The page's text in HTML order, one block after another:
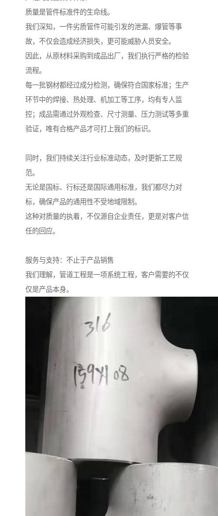
质量是管件标准件的生命线。
我们深知，一件劣质管件可能引发的泄漏、爆管等事
故，不仅会造成经济损失，更可能威胁人员安全。
因此，从原材料采购到成品出厂，我们执行严格的检验
流程。
每一批钢材都经过成分检测，确保符合国家标准；生产
环节中的焊接、热处理、机加工等工序，均有专人监
控；成品需通过外观检查、尺寸测量、压力测试等多重
验证，唯有合格产品才可打上我们的标识。
同时，我们持续关注行业标准动态，及时更新工艺规
范。
无论是国标、行标还是国际通用标准，我们都尽力对
标，确保产品的通用性不受地域限制。
这种对质量的执着，不仅源自企业责任，更是对客户信
任的回应。
服务与支持：不止于产品销售
我们理解，管道工程是一项系统工程，客户需要的不仅
仅是产品本身。